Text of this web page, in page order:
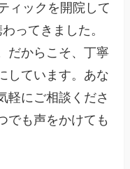
ィックを開院して
ってきました。
だからこそ、丁寧
しています。あな
軽にご相談くださ
でも声をかけても